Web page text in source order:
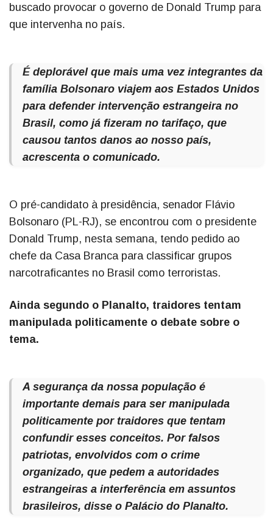
buscado provocar o governo de Donald Trump para
que intervenha no país.
É deplorável que mais uma vez integrantes da
família Bolsonaro viajem aos Estados Unidos
para defender intervenção estrangeira no
Brasil, como já fizeram no tarifaço, que
causou tantos danos ao nosso país,
acrescenta o comunicado.
O pré-candidato à presidência, senador Flávio
Bolsonaro (PL-RJ), se encontrou com o presidente
Donald Trump, nesta semana, tendo pedido ao
chefe da Casa Branca para classificar grupos
narcotraficantes no Brasil como terroristas.
Ainda segundo o Planalto, traidores tentam
manipulada politicamente o debate sobre o
tema.
A segurança da nossa população é
importante demais para ser manipulada
politicamente por traidores que tentam
confundir esses conceitos. Por falsos
patriotas, envolvidos com o crime
organizado, que pedem a autoridades
estrangeiras a interferência em assuntos
brasileiros, disse o Palácio do Planalto.